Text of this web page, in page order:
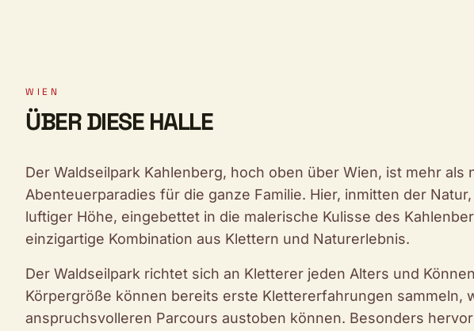
WIEN
ÜBER DIESE HALLE
Der Waldseilpark Kahlenberg, hoch oben über Wien, ist mehr als
Abenteuerparadies für die ganze Familie. Hier, inmitten der
luftiger Höhe, eingebettet in die malerische Kulisse des
einzigartige Kombination aus Klettern und Naturerlebnis.
Der Waldseilpark richtet sich an Kletterer jeden Alters und
Körpergröße können bereits erste Klettererfahrungen sammeln,
anspruchsvolleren Parcours austoben können. Besonders